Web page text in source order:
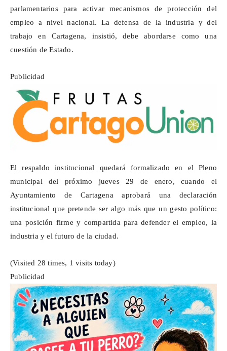
parlamentarios para activar mecanismos de protección del
empleo a nivel nacional. La defensa de la industria y del
trabajo en Cartagena, insistió, debe abordarse como una
cuestión de Estado.
Publicidad
El respaldo institucional quedará formalizado en el Pleno
municipal del próximo jueves 29 de enero, cuando el
Ayuntamiento de Cartagena aprobará una declaración
institucional que pretende ser algo más que un gesto político:
una posición firme y compartida para defender el empleo, la
industria y el futuro de la ciudad.
(Visited 28 times, 1 visits today)
Publicidad